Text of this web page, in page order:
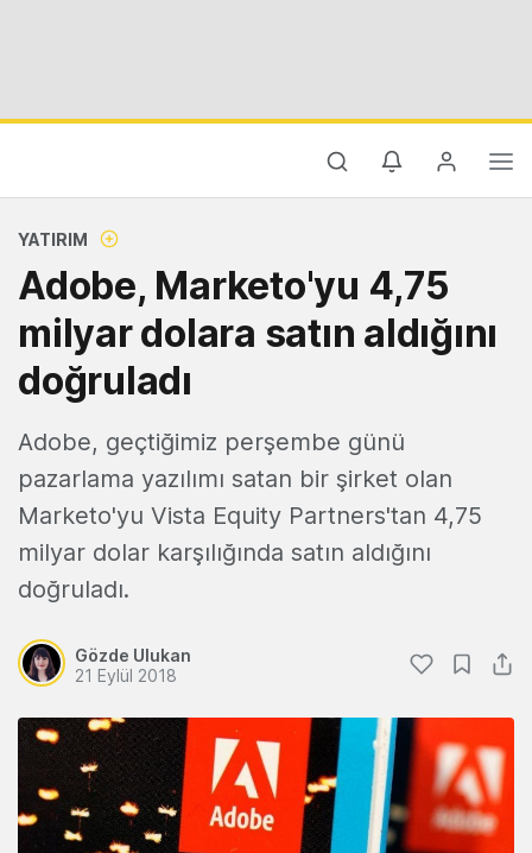
YATIRIM
Adobe, Marketo'yu 4,75
milyar dolara satın aldığını
doğruladı
Adobe, geçtiğimiz perşembe günü
pazarlama yazılımı satan bir şirket olan
Marketo'yu Vista Equity Partners'tan 4,75
milyar dolar karşılığında satın aldığını
doğruladı.
Gözde Ulukan
21 Eylül 2018